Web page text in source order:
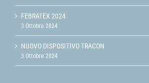
FEBRATEX 2024
3 Ottobre 2024
NUOVO DISPOSITIVO TRACON
3 Ottobre 2024